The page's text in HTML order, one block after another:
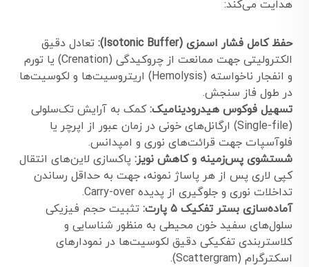
هدایت می‌کند:
حفظ کامل فشار اسمزی (Isotonic Buffer):
تعادل دقیق
الکترولیتی جهت ممانعت از چروکیدگی (Crenation) یا تورم
و انفجار ناخواسته (Hemolysis) اریتروسیت‌ها و لکوسیت‌ها
در طول فاز سنجش.
تسهیل فوکوس هیدرودینامیک:کمک به آرایش تک‌سلولی
(Single-file) ارگانل‌های خونی در زمان عبور از اپرچر یا
فلوآسپات جهت قرائت‌های نوری و امپدانس.
شستشوی پس‌زمینه و کاهش نویز: پاکسازی لاین‌های انتقال
کپی لاری پس از هر پاساژ نمونه، جهت به حداقل رساندن
تداخلات نوری و جلوگیری از پدیده Carry-over.
آماده‌سازی بستر تفکیک ۵ پارت:
تثبیت حجم فیزیکی
سلول‌های سفید خون محیطی به منظور شناسایی و
کلاستربندی تفکیکی دقیق لکوسیت‌ها در نمودارهای
اسکترگرام (Scattergram).